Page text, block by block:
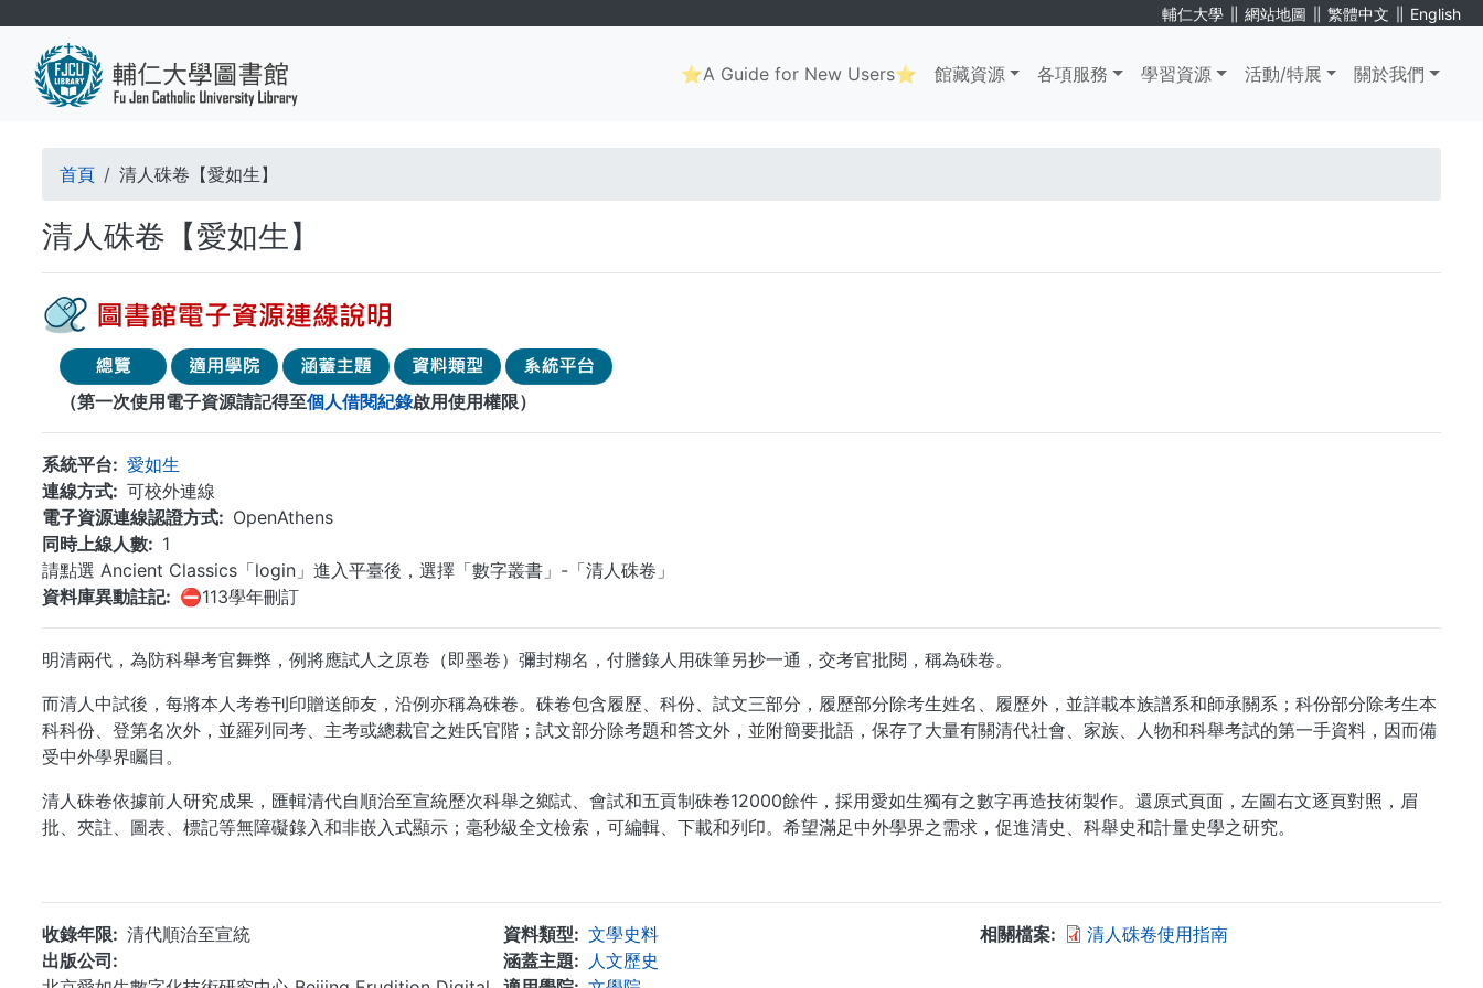
輔仁大學 ∥ 網站地圖 ∥ 繁體中文 ∥ English
Main
navigation
⭐A Guide for New Users⭐ 館藏資源 各項服務 學習資源 活動/特展 關於我們
導
航
連
結
首頁 清人硃卷【愛如生】
清人硃卷【愛如生】
（第一次使用電子資源請記得至個人借閱紀錄啟用使用權限）
系統平台
愛如生
連線方式
可校外連線
電子資源連線認證方式
OpenAthens
同時上線人數
1
請點選 Ancient Classics「login」進入平臺後，選擇「數字叢書」-「清人硃卷」
資料庫異動註記
⛔113學年刪訂
明清兩代，為防科舉考官舞弊，例將應試人之原卷（即墨卷）彌封糊名，付謄錄人用硃筆另抄一通，交考官批閱，稱為硃卷。
而清人中試後，每將本人考卷刊印贈送師友，沿例亦稱為硃卷。硃卷包含履歷、科份、試文三部分，履歷部分除考生姓名、履歷外，並詳載本族譜系和師承關系；科份部分除考生本
科科份、登第名次外，並羅列同考、主考或總裁官之姓氏官階；試文部分除考題和答文外，並附簡要批語，保存了大量有關清代社會、家族、人物和科舉考試的第一手資料，因而備
受中外學界矚目。
清人硃卷依據前人研究成果，匯輯清代自順治至宣統歷次科舉之鄉試、會試和五貢制硃卷12000餘件，採用愛如生獨有之數字再造技術製作。還原式頁面，左圖右文逐頁對照，眉
批、夾註、圖表、標記等無障礙錄入和非嵌入式顯示；毫秒級全文檢索，可編輯、下載和列印。希望滿足中外學界之需求，促進清史、科舉史和計量史學之研究。
收錄年限
清代順治至宣統
出版公司
資料類型
文學史料
涵蓋主題
人文歷史
相關檔案 清人硃卷使用指南